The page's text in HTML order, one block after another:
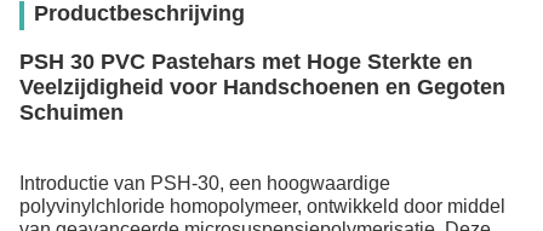
Productbeschrijving
PSH 30 PVC Pastehars met Hoge Sterkte en
Veelzijdigheid voor Handschoenen en Gegoten
Schuimen
Introductie van PSH-30, een hoogwaardige
polyvinylchloride homopolymeer, ontwikkeld door middel